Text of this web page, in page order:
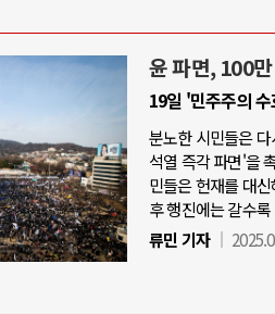
윤 파면, 100
19일 '민주주의
분노한 시민들은
석열 즉각 파면'을
민들은 헌재를 대
후 행진에는 갈수
류민 기자